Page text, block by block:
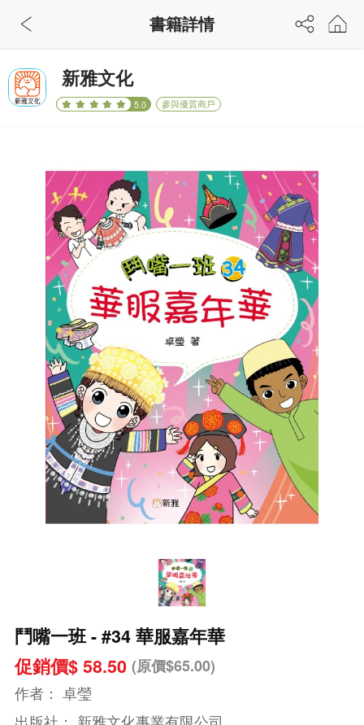
新雅文化
5.0 參與優質商戶
鬥嘴一班 - #34 華服嘉年華
促銷價$ 58.50 (原價$65.00)
作者： 卓瑩
書籍詳情